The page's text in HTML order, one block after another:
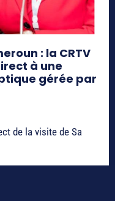
: la CRTV
à une
gérée par
de la visite de Sa